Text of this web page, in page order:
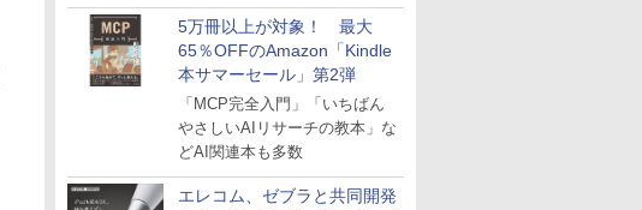
5万冊以上が対象！ 最大
65％OFFのAmazon「Kindle
本サマーセール」第2弾
「MCP完全入門」「いちばん
やさしいAIリサーチの教本」な
どAI関連本も多数
エレコム、ゼブラと共同開発